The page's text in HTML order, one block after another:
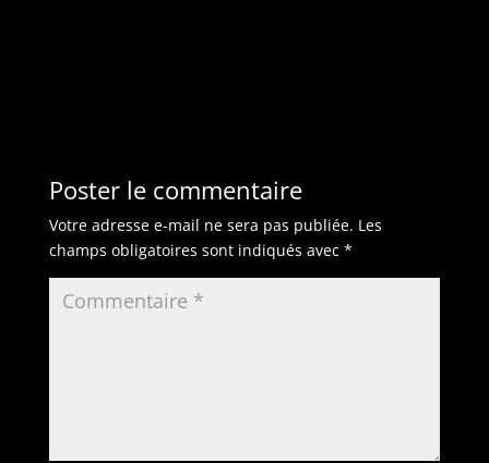
Poster le commentaire
Votre adresse e-mail ne sera pas publiée. Les
champs obligatoires sont indiqués avec *